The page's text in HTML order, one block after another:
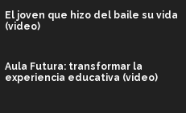
El joven que hizo del baile su vida
(video)
Aula Futura: transformar la
experiencia educativa (video)